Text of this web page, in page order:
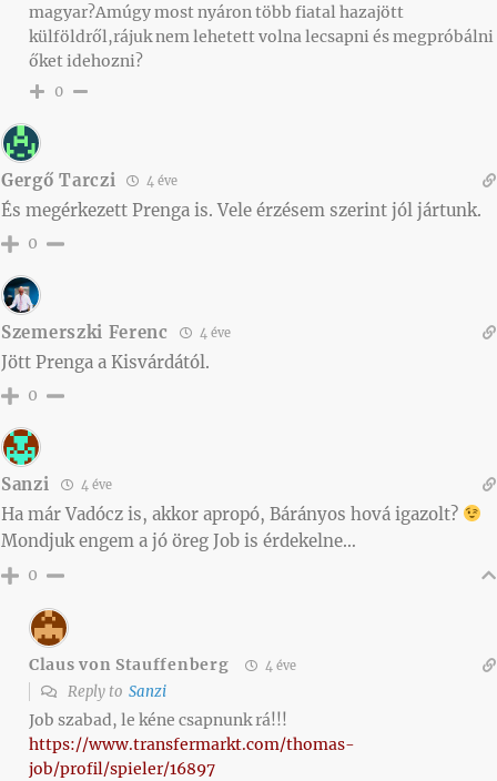
magyar?Amúgy most nyáron több fiatal hazajött
külföldről,rájuk nem lehetett volna lecsapni és megpróbálni
őket idehozni?
0
Gergő Tarczi 4 éve
És megérkezett Prenga is. Vele érzésem szerint jól jártunk.
0
Szemerszki Ferenc 4 éve
Jött Prenga a Kisvárdától.
0
Sanzi 4 éve
Ha már Vadócz is, akkor apropó, Bárányos hová igazolt?
Mondjuk engem a jó öreg Job is érdekelne…
0
Claus von Stauffenberg 4 éve
Reply to Sanzi
Job szabad, le kéne csapnunk rá!!!
https://www.transfermarkt.com/thomas-
job/profil/spieler/16897